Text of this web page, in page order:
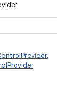
,